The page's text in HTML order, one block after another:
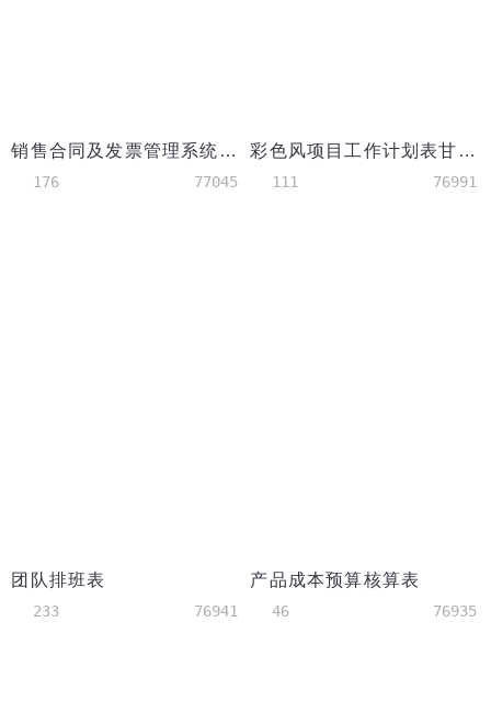
销售合同及发票管理系统excel模板
176 77045
彩色风项目工作计划表甘特图模板
111 76991
团队排班表
233 76941
产品成本预算核算表
46 76935